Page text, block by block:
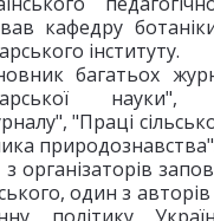
кафедру
інституту.
багатьох
науки",
"Праці
організаторів
один з